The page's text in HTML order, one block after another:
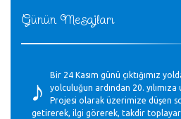
Günün Mesajları
♪
Bir 24 Kasım günü çıktığımız
yolculuğun ardından 20.
Projesi olarak üzerimize düşen
getirerek, ilgi görerek, takdir